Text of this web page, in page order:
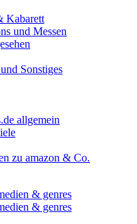
Kabarett
und Messen
Sonstiges
allgemein
zu amazon & Co.